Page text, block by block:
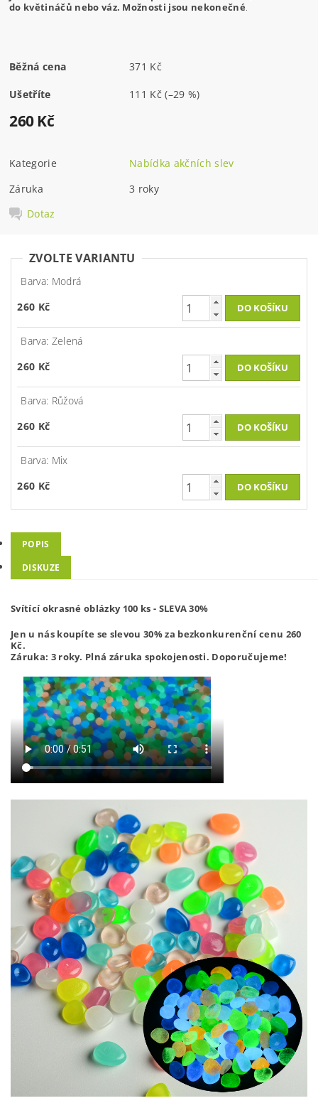
do květináčů nebo váz. Možnosti jsou nekonečné
Běžná cena 371 Kč
Ušetříte 111 Kč(–29 %)
260 Kč
Kategorie
Nabídka akčních slev
Záruka
3 roky
Dotaz
ZVOLTE VARIANTU
Barva: Modrá
260 Kč
Barva: Zelená
260 Kč
Barva: Růžová
260 Kč
Barva: Mix
260 Kč
POPIS
DISKUZE
Svítící okrasné oblázky 100 ks - SLEVA 30%
Jen u nás koupíte se slevou 30% za bezkonkurenční cenu 260
Kč.
Záruka: 3 roky. Plná záruka spokojenosti. Doporučujeme!